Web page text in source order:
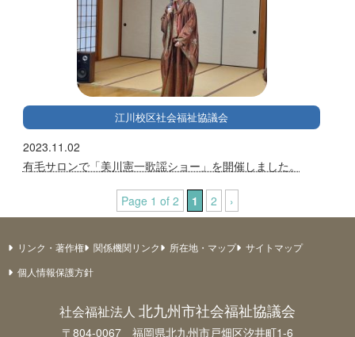
江川校区社会福祉協議会
2023.11.02
有毛サロンで「美川憲一歌謡ショー」を開催しました。
Page 1 of 2 1 2 ›
リンク・著作権 関係機関リンク 所在地・マップ
サイトマップ
個人情報保護方針
社会福祉法人 北九州市社会福祉協議会
〒804-0067 福岡県北九州市戸畑区汐井町1-6